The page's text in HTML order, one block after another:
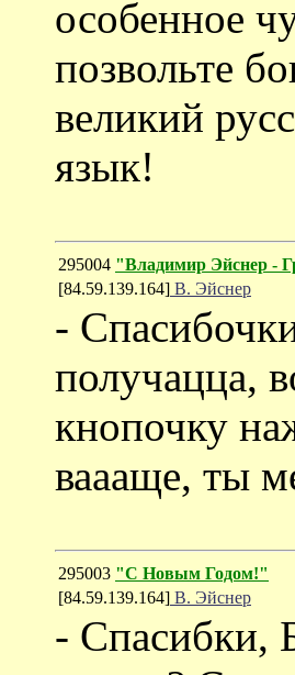
особенное
позвольте
великий
язык!
295004 "Владимир Эйснер -
[84.59.139.164] В. Эйснер
-
получацца,
кнопочку
ваааще, ты
295003 "С Новым Годом!"
[84.59.139.164] В. Эйснер
- Спасибки,